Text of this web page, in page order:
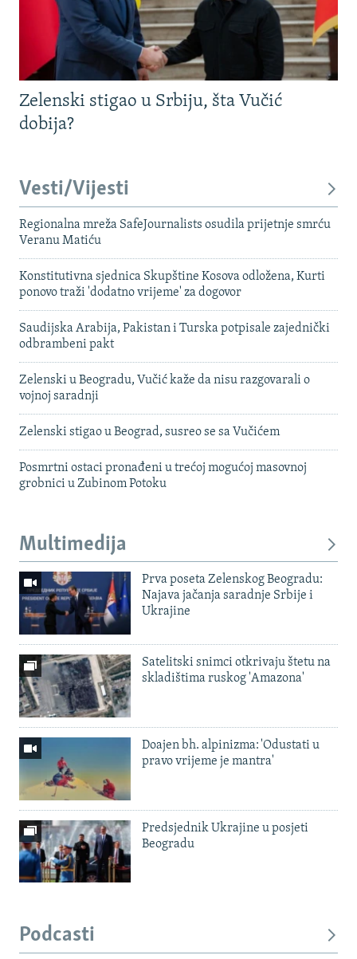
Zelenski stigao u Srbiju, šta Vučić
dobija?
Vesti/Vijesti
Regionalna mreža SafeJournalists osudila prijetnje smrću
Veranu Matiću
Konstitutivna sjednica Skupštine Kosova odložena, Kurti
ponovo traži 'dodatno vrijeme' za dogovor
Saudijska Arabija, Pakistan i Turska potpisale zajednički
odbrambeni pakt
Zelenski u Beogradu, Vučić kaže da nisu razgovarali o
vojnoj saradnji
Zelenski stigao u Beograd, susreo se sa Vučićem
Posmrtni ostaci pronađeni u trećoj mogućoj masovnoj
grobnici u Zubinom Potoku
Multimedija
Prva poseta Zelenskog Beogradu:
Najava jačanja saradnje Srbije i
Ukrajine
Satelitski snimci otkrivaju štetu na
skladištima ruskog 'Amazona'
Doajen bh. alpinizma: 'Odustati u
pravo vrijeme je mantra'
Predsjednik Ukrajine u posjeti
Beogradu
Podcasti